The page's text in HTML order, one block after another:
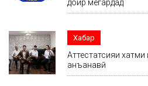
доир мегардад
Хабар
Аттестатсияи
анъанавӣ